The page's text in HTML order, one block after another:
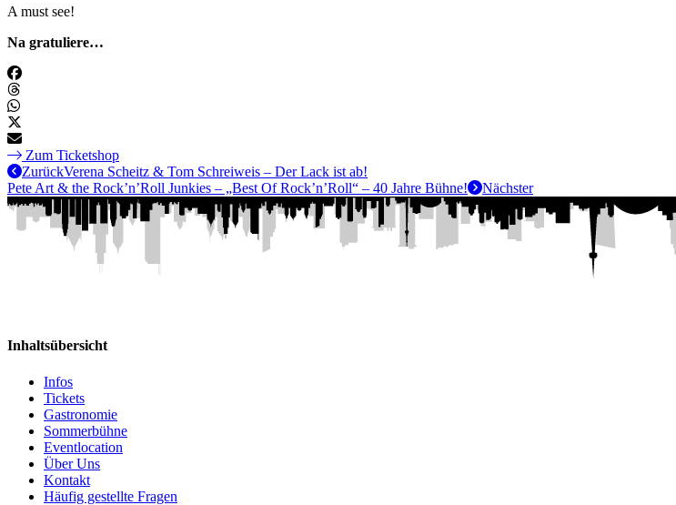
A must see!
Na gratuliere…
Zum Ticketshop
ZurückVerena Scheitz & Tom Schreiweis – Der Lack ist ab!
Pete Art & the Rock’n’Roll Junkies – „Best Of Rock’n’Roll“ – 40 Jahre Bühne!
Nächster
Inhaltsübersicht
Infos
Tickets
Gastronomie
Sommerbühne
Eventlocation
Über Uns
Kontakt
Häufig gestellte Fragen